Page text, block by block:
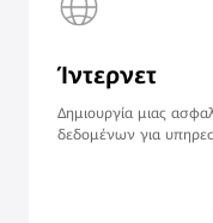
Ίντερνετ
Δημιουργία μιας
δεδομένων για